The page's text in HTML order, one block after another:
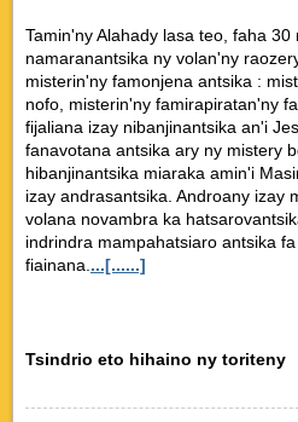
Tamin'ny Alahady lasa teo, faha
namaranantsika ny volan'ny
misterin'ny famonjena antsika :
nofo, misterin'ny famirapiratan'ny
fijaliana izay nibanjinantsika an'i
fanavotana antsika ary ny mistery
hibanjinantsika miaraka amin'i
izay andrasantsika. Androany izay
volana novambra ka
indrindra mampahatsiaro antsika
fiainana. ...[......]
Tsindrio eto hihaino ny toriteny